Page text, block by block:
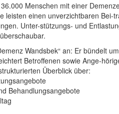
Menschen mit einer
leisten einen unverzichtbaren Bei-
Unter-stützungs- und
Wandsbek“ an: Er bündelt
Betroffenen sowie Ange-
Überblick über:
Behandlungsangebote